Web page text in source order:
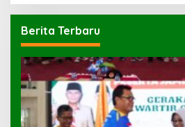
Berita Terbaru